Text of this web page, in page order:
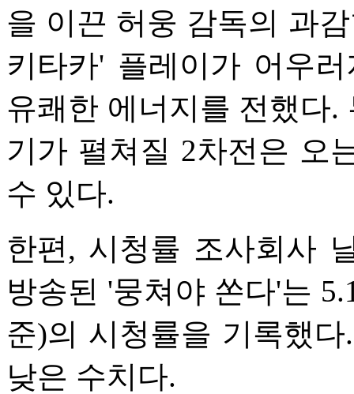
을 이끈 허웅 감독의 과
키타카' 플레이가 어우
유쾌한 에너지를 전했다
기가 펼쳐질 2차전은 오
수 있다.
한편, 시청률 조사회사
방송된 '뭉쳐야 쏜다'는
준)의 시청률을 기록했
낮은 수치다.